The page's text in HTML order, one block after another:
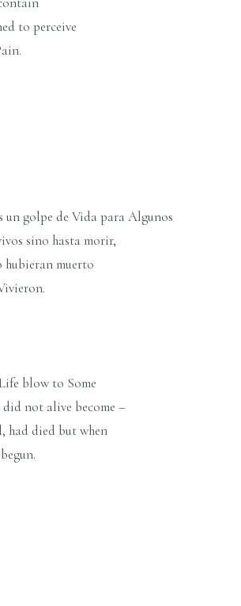
to perceive
un golpe de Vida para Algunos
sino hasta morir,
hubieran muerto
blow to Some
not alive become –
had died but when